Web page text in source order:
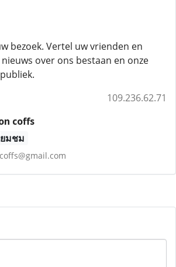
bezoek. Vertel uw vrienden en
over ons bestaan ​​en onze
109.236.62.71
coffs
ยมชม